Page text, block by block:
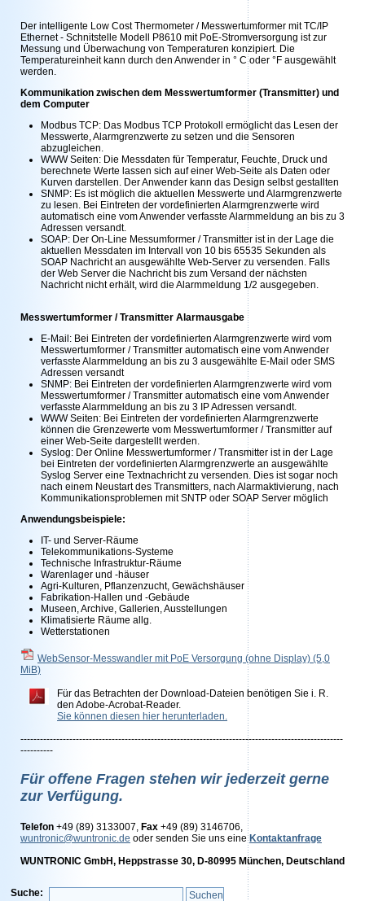
Der intelligente Low Cost Thermometer / Messwertumformer mit TC/IP
Ethernet - Schnitstelle Modell P8610 mit PoE-Stromversorgung ist zur
Messung und Überwachung von Temperaturen konzipiert. Die
Temperatureinheit kann durch den Anwender in ° C oder °F ausgewählt
werden.
Kommunikation zwischen dem Messwertumformer (Transmitter) und
dem Computer
Modbus TCP: Das Modbus TCP Protokoll ermöglicht das Lesen der
Messwerte, Alarmgrenzwerte zu setzen und die Sensoren
abzugleichen.
WWW Seiten: Die Messdaten für Temperatur, Feuchte, Druck und
berechnete Werte lassen sich auf einer Web-Seite als Daten oder
Kurven darstellen. Der Anwender kann das Design selbst gestallten
SNMP: Es ist möglich die aktuellen Messwerte und Alarmgrenzwerte
zu lesen. Bei Eintreten der vordefinierten Alarmgrenzwerte wird
automatisch eine vom Anwender verfasste Alarmmeldung an bis zu 3
Adressen versandt.
SOAP: Der On-Line Messumformer / Transmitter ist in der Lage die
aktuellen Messdaten im Intervall von 10 bis 65535 Sekunden als
SOAP Nachricht an ausgewählte Web-Server zu versenden. Falls
der Web Server die Nachricht bis zum Versand der nächsten
Nachricht nicht erhält, wird die Alarmmeldung 1/2 ausgegeben.
Messwertumformer / Transmitter Alarmausgabe
E-Mail: Bei Eintreten der vordefinierten Alarmgrenzwerte wird vom
Messwertumformer / Transmitter automatisch eine vom Anwender
verfasste Alarmmeldung an bis zu 3 ausgewählte E-Mail oder SMS
Adressen versandt
SNMP: Bei Eintreten der vordefinierten Alarmgrenzwerte wird vom
Messwertumformer / Transmitter automatisch eine vom Anwender
verfasste Alarmmeldung an bis zu 3 IP Adressen versandt.
WWW Seiten: Bei Eintreten der vordefinierten Alarmgrenzwerte
können die Grenzewerte vom Messwertumformer / Transmitter auf
einer Web-Seite dargestellt werden.
Syslog: Der Online Messwertumformer / Transmitter ist in der Lage
bei Eintreten der vordefinierten Alarmgrenzwerte an ausgewählte
Syslog Server eine Textnachricht zu versenden. Dies ist sogar noch
nach einem Neustart des Transmitters, nach Alarmaktivierung, nach
Kommunikationsproblemen mit SNTP oder SOAP Server möglich
Anwendungsbeispiele:
IT- und Server-Räume
Telekommunikations-Systeme
Technische Infrastruktur-Räume
Warenlager und -häuser
Agri-Kulturen, Pflanzenzucht, Gewächshäuser
Fabrikation-Hallen und -Gebäude
Museen, Archive, Gallerien, Ausstellungen
Klimatisierte Räume allg.
Wetterstationen
WebSensor-Messwandler mit PoE Versorgung (ohne Display) (5,0
MiB)
Für das Betrachten der Download-Dateien benötigen Sie i. R.
den Adobe-Acrobat-Reader.
Sie können diesen hier herunterladen.
---------------------------------------------------------------------------------------------------
----------
Für offene Fragen stehen wir jederzeit gerne
zur Verfügung.
Telefon +49 (89) 3133007, Fax +49 (89) 3146706,
wuntronic@wuntronic.de oder senden Sie uns eine Kontaktanfrage
WUNTRONIC GmbH, Heppstrasse 30, D-80995 München, Deutschland
Suche: